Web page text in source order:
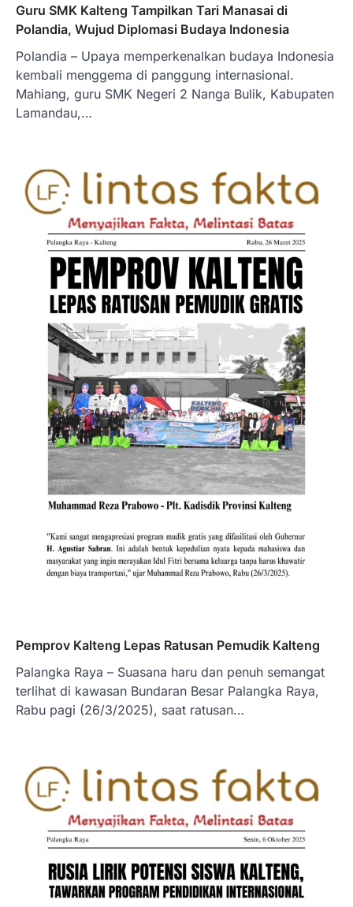
Guru SMK Kalteng Tampilkan Tari Manasai di
Polandia, Wujud Diplomasi Budaya Indonesia
Polandia – Upaya memperkenalkan budaya Indonesia
kembali menggema di panggung internasional.
Mahiang, guru SMK Negeri 2 Nanga Bulik, Kabupaten
Lamandau,…
Pemprov Kalteng Lepas Ratusan Pemudik Kalteng
Palangka Raya – Suasana haru dan penuh semangat
terlihat di kawasan Bundaran Besar Palangka Raya,
Rabu pagi (26/3/2025), saat ratusan…